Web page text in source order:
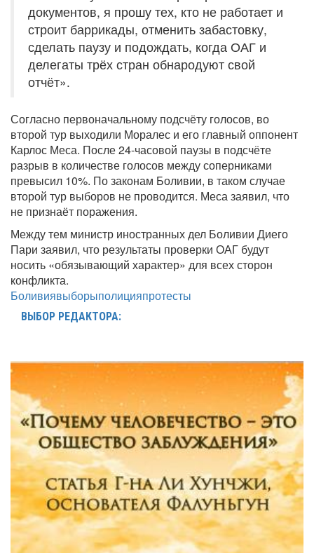
документов, я прошу тех, кто не работает и
строит баррикады, отменить забастовку,
сделать паузу и подождать, когда ОАГ и
делегаты трёх стран обнародуют свой
отчёт».
Согласно первоначальному подсчёту голосов, во
второй тур выходили Моралес и его главный оппонент
Карлос Меса. После 24-часовой паузы в подсчёте
разрыв в количестве голосов между соперниками
превысил 10%. По законам Боливии, в таком случае
второй тур выборов не проводится. Меса заявил, что
не признаёт поражения.
Между тем министр иностранных дел Боливии Диего
Пари заявил, что результаты проверки ОАГ будут
носить «обязывающий характер» для всех сторон
конфликта.
Боливиявыборыполицияпротесты
ВЫБОР РЕДАКТОРА: